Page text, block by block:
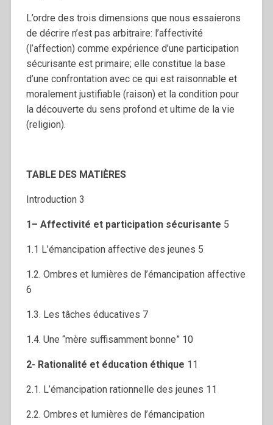
L’ordre des trois dimensions que nous essaierons
de décrire n’est pas arbitraire: l’affectivité
(l’affection) comme expérience d’une participation
sécurisante est primaire; elle constitue la base
d’une confrontation avec ce qui est raisonnable et
moralement justifiable (raison) et la condition pour
la découverte du sens profond et ultime de la vie
(religion).
TABLE DES MATIÈRES
Introduction 3
1 – Affectivité et participation sécurisante 5
1.1 L’émancipation affective des jeunes 5
1.2. Ombres et lumières de l’émancipation affective
6
1.3. Les tâches éducatives 7
1.4. Une “mère suffisamment bonne” 10
2- Rationalité et éducation éthique 11
2.1. L’émancipation rationnelle des jeunes 11
2.2. Ombres et lumières de l’émancipation